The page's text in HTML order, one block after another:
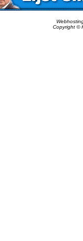
Copyright ©